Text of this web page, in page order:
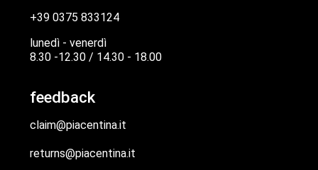
+39 0375 833124
lunedì - venerdì
8.30 -12.30 / 14.30 - 18.00
feedback
claim@piacentina.it
returns@piacentina.it